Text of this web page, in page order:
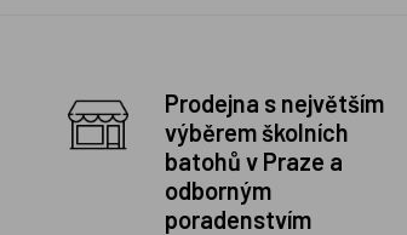
Prodejna s největším
výběrem školních
batohů v Praze a
odborným
poradenstvím